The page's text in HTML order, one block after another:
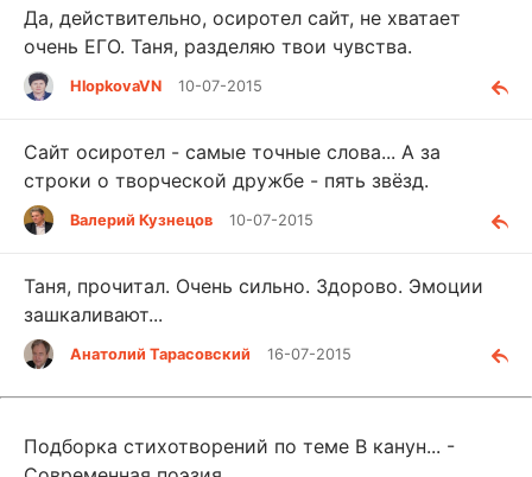
Да, действительно, осиротел сайт, не хватает
очень ЕГО. Таня, разделяю твои чувства.
HlopkovaVN 10-07-2015
Сайт осиротел - самые точные слова... А за
строки о творческой дружбе - пять звёзд.
Валерий Кузнецов 10-07-2015
Таня, прочитал. Очень сильно. Здорово. Эмоции
зашкаливают...
Анатолий Тарасовский 16-07-2015
Подборка стихотворений по теме В канун... -